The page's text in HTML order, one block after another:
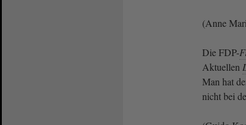
(Anne
Die FDP-
Aktuellen
Man hat
nicht bei